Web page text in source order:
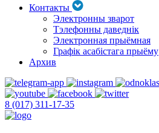
Контакты
Электронны зварот
Тэлефонны даведнік
Электронная прыёмная
Графік асабістага прыёму
Архив
8 (017) 311-17-35